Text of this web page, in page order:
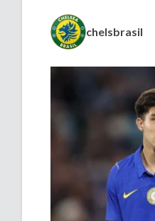
chelsbrasil